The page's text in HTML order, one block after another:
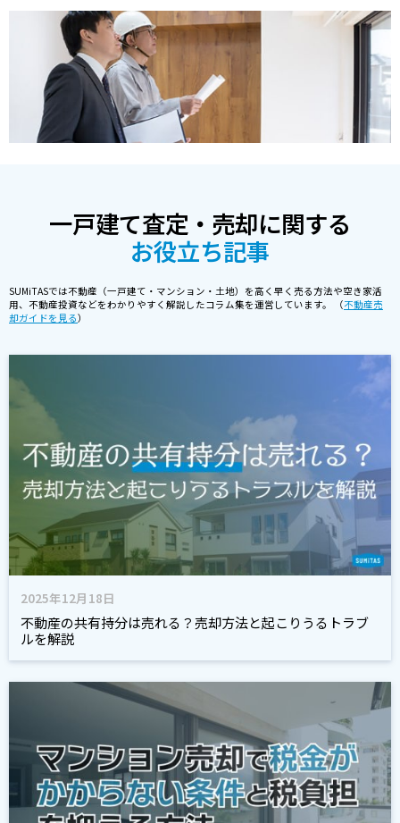
一戸建て査定・売却に関する
お役立ち記事
SUMiTASでは不動産（一戸建て・マンション・土地）を高く早く売る方法や空き家活
用、不動産投資などをわかりやすく解説したコラム集を運営しています。 （不動産売
却ガイドを見る）
2025年12月18日
不動産の共有持分は売れる？売却方法と起こりうるトラブ
ルを解説